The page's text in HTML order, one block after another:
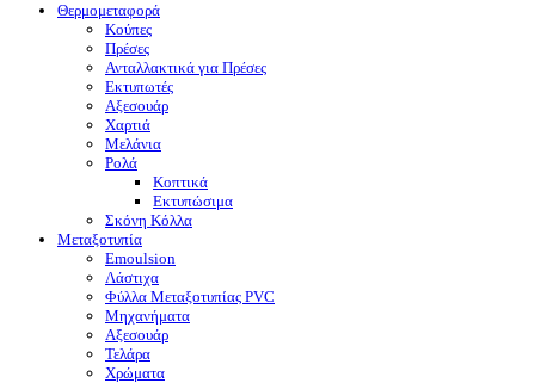
Θερμομεταφορά
Κούπες
Πρέσες
Ανταλλακτικά για Πρέσες
Εκτυπωτές
Αξεσουάρ
Χαρτιά
Μελάνια
Ρολά
Κοπτικά
Εκτυπώσιμα
Σκόνη Κόλλα
Μεταξοτυπία
Emoulsion
Λάστιχα
Φύλλα Μεταξοτυπίας PVC
Μηχανήματα
Αξεσουάρ
Τελάρα
Χρώματα